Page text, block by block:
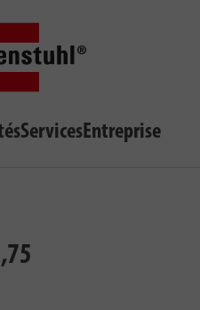
ServicesEntreprise